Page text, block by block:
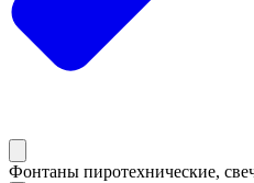
Фонтаны пиротехнические,